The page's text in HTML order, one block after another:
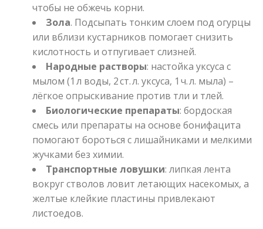
чтобы не обжечь корни.
Зола. Подсыпать тонким слоем под огурцы
или вблизи кустарников помогает снизить
кислотность и отпугивает слизней.
Народные растворы: настойка уксуса с
мылом (1 л воды, 2 ст. л. уксуса, 1 ч. л. мыла) –
лёгкое опрыскивание против тли и тлей.
Биологические препараты: бордоская
смесь или препараты на основе бонифацита
помогают бороться с лишайниками и мелкими
жучками без химии.
Транспортные ловушки: липкая лента
вокруг стволов ловит летающих насекомых, а
желтые клейкие пластины привлекают
листоедов.